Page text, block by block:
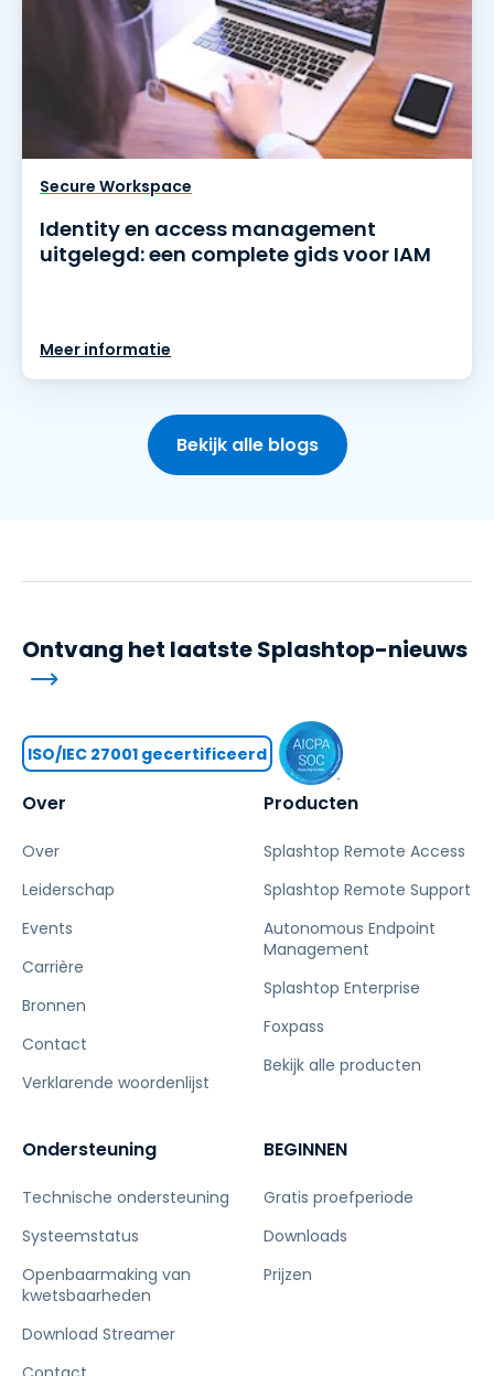
Secure Workspace
Identity en access management
uitgelegd: een complete gids voor IAM
Meer informatie
Bekijk alle blogs
Over
Over
Leiderschap
Events
Carrière
Bronnen
Contact
Verklarende woordenlijst
Producten
Splashtop Remote Access
Splashtop Remote Support
Autonomous Endpoint
Management
Splashtop Enterprise
Foxpass
Bekijk alle producten
Ondersteuning
Technische ondersteuning
Systeemstatus
Openbaarmaking van
kwetsbaarheden
Download Streamer
BEGINNEN
Gratis proefperiode
Downloads
Prijzen
Ontvang het laatste Splashtop-nieuws
ISO/IEC 27001 gecertificeerd